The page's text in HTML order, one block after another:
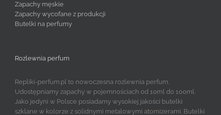
Zapachy męskie
Zapachy wycofane z produkcji
Butelki na perfumy
Rozlewnia perfum
Repliki-perfum.pl to nowoczesna rozlewnia perfum.
Udostępniamy zapachy w pojemnościach od 10ml do 100ml.
Jako jedyni w Polsce posiadamy wysokiej jakości butelki
szklane w kolorze z solidnymi metalowymi atomizerami. Butelki